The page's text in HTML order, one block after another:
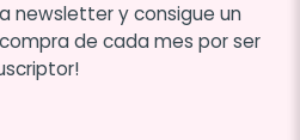
newsletter y consigue un
de cada mes por ser